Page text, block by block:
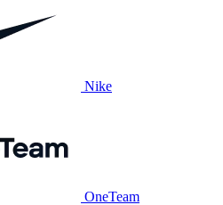
Nike
OneTeam